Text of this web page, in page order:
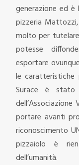
generazione ed è
pizzeria
molto per
potesse
esportare
le caratteristiche
Surace è
portare avanti
riconoscimento
pizzaiolo è
dell’umanità.